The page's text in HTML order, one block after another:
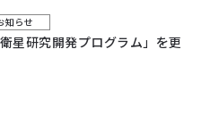
知らせ
星研究開発プログラム」を更